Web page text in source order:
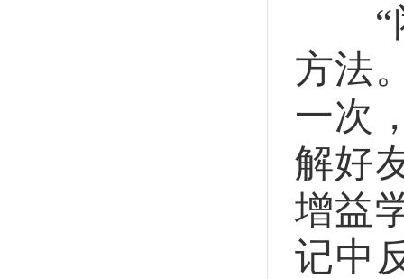
“闭
方法
一次
解好
增益
记中